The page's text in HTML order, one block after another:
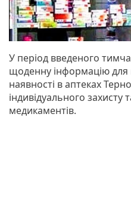
У період введеного
щоденну інформацію
наявності в аптеках
індивідуального захисту
медикаментів.